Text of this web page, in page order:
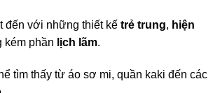
đến với những thiết kế trẻ trung, hiện
kém phần lịch lãm.
tìm thấy từ áo sơ mi, quần kaki đến các